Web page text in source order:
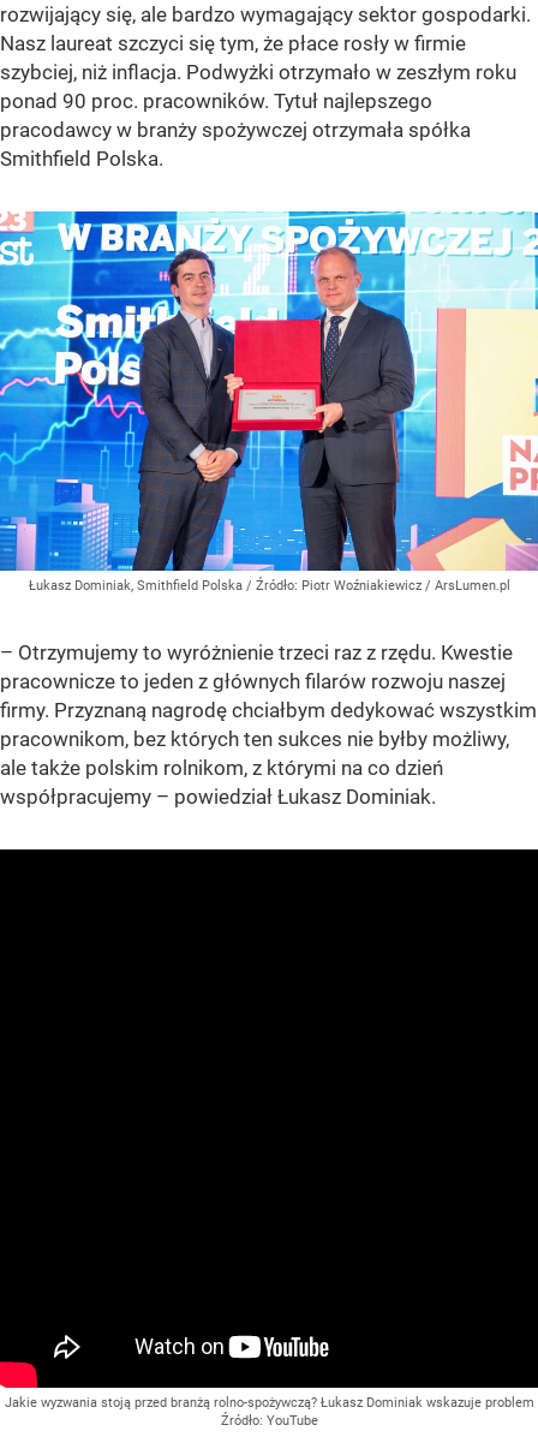
rozwijający się, ale bardzo wymagający sektor gospodarki.
Nasz laureat szczyci się tym, że płace rosły w firmie
szybciej, niż inflacja. Podwyżki otrzymało w zeszłym roku
ponad 90 proc. pracowników. Tytuł najlepszego
pracodawcy w branży spożywczej otrzymała spółka
Smithfield Polska.
Łukasz Dominiak, Smithfield Polska / Źródło: Piotr Woźniakiewicz / ArsLumen.pl
– Otrzymujemy to wyróżnienie trzeci raz z rzędu. Kwestie
pracownicze to jeden z głównych filarów rozwoju naszej
firmy. Przyznaną nagrodę chciałbym dedykować wszystkim
pracownikom, bez których ten sukces nie byłby możliwy,
ale także polskim rolnikom, z którymi na co dzień
współpracujemy – powiedział Łukasz Dominiak.
Jakie wyzwania stoją przed branżą rolno-spożywczą? Łukasz Dominiak wskazuje problem
Źródło: YouTube